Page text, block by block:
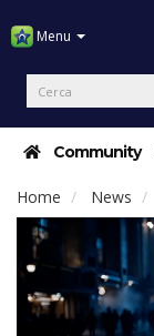
Menu
Community
Home News